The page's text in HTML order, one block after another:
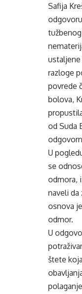
Safija
ustaljene
razloge
povrede
bolova,
od Suda
U
se
odmora,
naveli da
osnova
odmor.
U
štete